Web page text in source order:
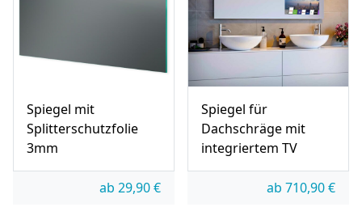
Spiegel mit
Splitterschutzfolie
3mm
ab 29,90€
Spiegel für
Dachschräge mit
integriertem TV
ab 710,90€